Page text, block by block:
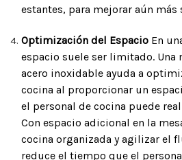
estantes, para mejorar aún
Optimización del Espacio En
espacio suele ser limitado. Una
acero inoxidable ayuda a
cocina al proporcionar un
el personal de cocina puede
Con espacio adicional en la
cocina organizada y agilizar el
reduce el tiempo que el